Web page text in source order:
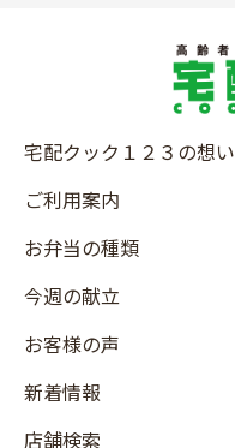
宅配クック１２３の想い
ご利用案内
お弁当の種類
今週の献立
お客様の声
新着情報
店舗検索